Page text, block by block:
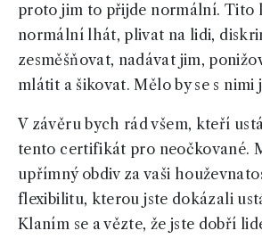
proto jim to přijde normální. Tito
normální lhát, plivat na lidi,
zesměšňovat, nadávat jim,
mlátit a šikovat. Mělo by se s nimi
V závěru bych rád všem, kteří
tento certifikát pro neočkované.
upřímný obdiv za vaši
flexibilitu, kterou jste dokázali
Klaním se a vězte, že jste dobří